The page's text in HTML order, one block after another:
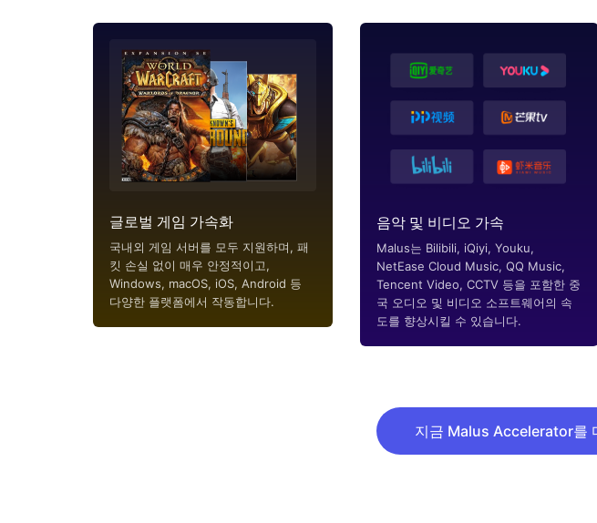
글로벌 게임 가속화
국내외 게임 서버를 모두 지원하며, 패
킷 손실 없이 매우 안정적이고,
Windows, macOS, iOS, Android 등
다양한 플랫폼에서 작동합니다.
음악 및 비디오 가속
Malus는 Bilibili, iQiyi, Youku,
NetEase Cloud Music, QQ Music,
Tencent Video, CCTV 등을 포함한 중
국 오디오 및 비디오 소프트웨어의 속
도를 향상시킬 수 있습니다.
지금 Malus Accelerator를